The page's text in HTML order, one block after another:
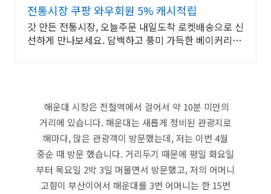
전통시장 쿠팡 와우회원 5% 캐시적립
갓 만든 전통시장, 오늘주문 내일도착 로켓배송으로 신
선하게 만나보세요. 담백하고 풍미 가득한 베이커리,
해운대 시장은 전철역에서 걸어서 약 10분 미만의
거리에 있습니다. 해운대는 새롭게 정비된 관광지로
해마다, 많은 관광객이 방문했는데, 저는 이번 4월
중순 때 방문 했습니다. 거리두기 때문에 평일 화요일
부터 목요일 2박 3일 머물면서 방문했고, 저의 어머니
고향이 부산이어서 해운대를 3번 어머니는 한 15번